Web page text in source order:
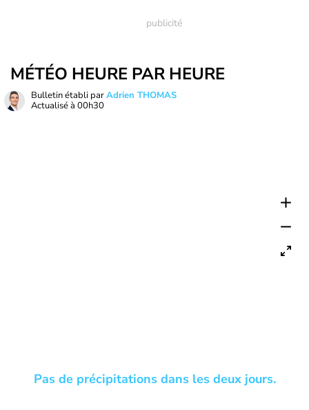
MÉTÉO HEURE PAR HEURE
Bulletin établi parAdrien THOMAS
Actualisé à 00h30
Pas de précipitations dans les deux jours.